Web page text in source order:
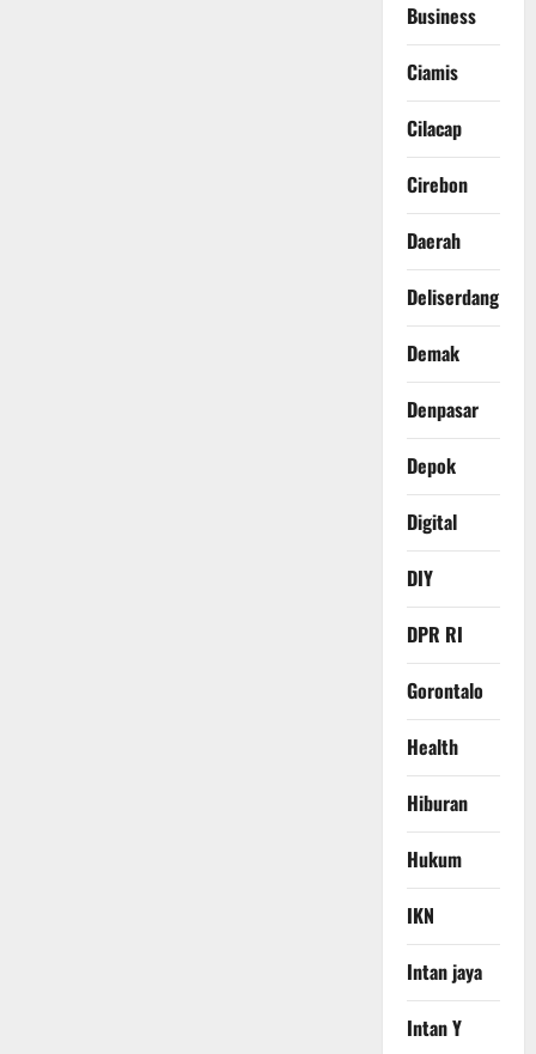
Business
Ciamis
Cilacap
Cirebon
Daerah
Deliserdang
Demak
Denpasar
Depok
Digital
DIY
DPR RI
Gorontalo
Health
Hiburan
Hukum
IKN
Intan jaya
Intan Y